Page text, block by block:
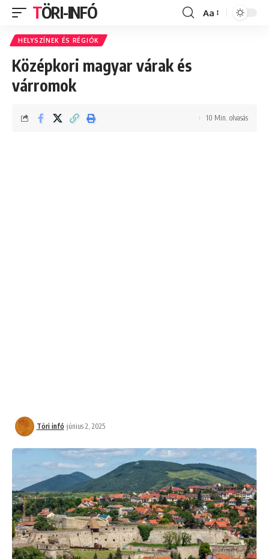
TÖRI-INFÓ
Font
Aa
HELYSZÍNEK ÉS RÉGIÓK
Középkori magyar várak és
várromok
Töri infó június 2, 2025
10 Min. olvasás